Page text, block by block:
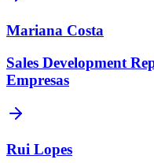
Mariana Costa
Sales Development
Empresas
Rui Lopes